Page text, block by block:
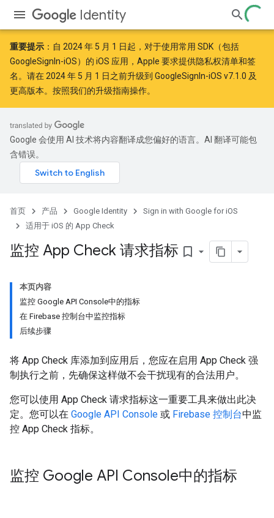
Identity
重要提示 ：自 2024 年 5 月 1 日起，对于使用常用 SDK（包括
GoogleSignIn-iOS）的 iOS 应用，Apple 要求提供隐私权清单和签
名。请在 2024 年 5 月 1 日之前升级到 GoogleSignIn-iOS v7.1.0 及
更高版本。按照我们的升级指南操作。
Google 会使用 AI 技术将内容翻译成您偏好的语言。AI 翻译可能包
含错误。
首页 产品 Google Identity
Sign in with Google for iOS
适用于 iOS 的 App Check
监控 App Check 请求指标 bookmark_border
本页内容
监控 Google API Console中的指标
在 Firebase 控制台中监控指标
后续步骤
将 App Check 库添加到应用后，您应在启用 App Check 强
制执行之前，先确保这样做不会干扰现有的合法用户。
您可以使用 App Check 请求指标这一重要工具来做出此决
定。您可以在 Google API Console 或 Firebase 控制台中监
控 App Check 指标。
监控 Google API Console中的指标